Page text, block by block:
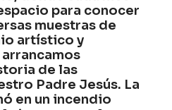
para conocer
muestras de
artístico y
de las
Padre Jesús. La
en un incendio